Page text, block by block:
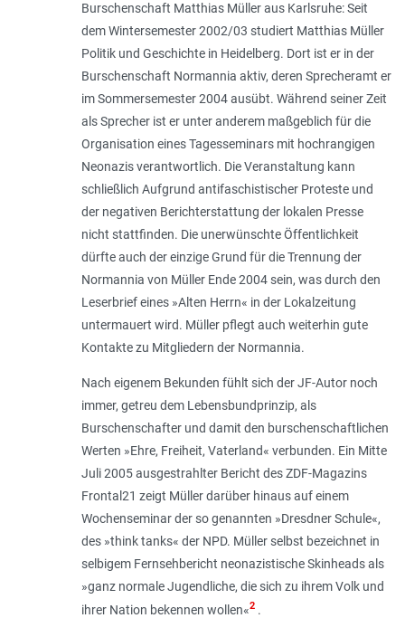
Burschenschaft Matthias Müller aus Karlsruhe: Seit
dem Wintersemester 2002/03 studiert Matthias Müller
Politik und Geschichte in Heidelberg. Dort ist er in der
Burschenschaft Normannia aktiv, deren Sprecheramt er
im Sommersemester 2004 ausübt. Während seiner Zeit
als Sprecher ist er unter anderem maßgeblich für die
Organisation eines Tagesseminars mit hochrangigen
Neonazis verantwortlich. Die Veranstaltung kann
schließlich Aufgrund antifaschistischer Proteste und
der negativen Berichterstattung der lokalen Presse
nicht stattfinden. Die unerwünschte Öffentlichkeit
dürfte auch der einzige Grund für die Trennung der
Normannia von Müller Ende 2004 sein, was durch den
Leserbrief eines »Alten Herrn« in der Lokalzeitung
untermauert wird. Müller pflegt auch weiterhin gute
Kontakte zu Mitgliedern der Normannia.
Nach eigenem Bekunden fühlt sich der JF-Autor noch
immer, getreu dem Lebensbundprinzip, als
Burschenschafter und damit den burschenschaftlichen
Werten »Ehre, Freiheit, Vaterland« verbunden. Ein Mitte
Juli 2005 ausgestrahlter Bericht des ZDF-Magazins
Frontal21 zeigt Müller darüber hinaus auf einem
Wochenseminar der so genannten »Dresdner Schule«,
des »think tanks« der NPD. Müller selbst bezeichnet in
selbigem Fernsehbericht neonazistische Skinheads als
»ganz normale Jugendliche, die sich zu ihrem Volk und
ihrer Nation bekennen wollen«2.